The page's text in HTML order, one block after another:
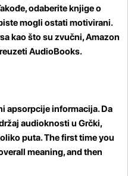
odaberite knjige o
mogli ostati motivirani.
kao što su zvučni, Amazon
AudioBooks.
apsorpcije informacija. Da
audioknosti u Grčki,
puta. The first time you
meaning, and then